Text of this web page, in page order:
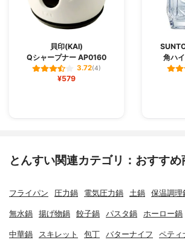
貝印(KAI)
Qシャープナー AP0160
3.72(4)
¥579
角ハ
とんすい関連カテゴリ：おすす
フライパン 圧力鍋 電気圧力鍋 土鍋 保温調理
無水鍋 揚げ物鍋 餃子鍋 パスタ鍋 ホーロー鍋
中華鍋 スキレット 包丁 バターナイフ ペティ